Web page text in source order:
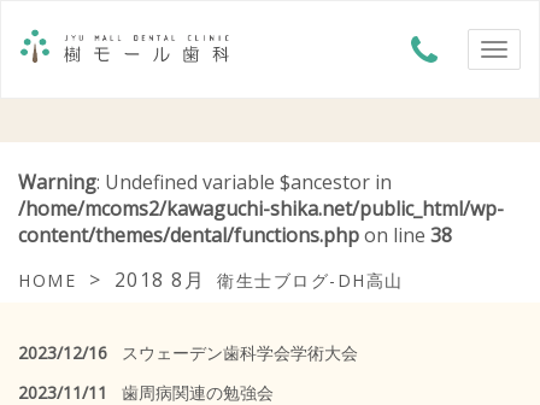
Warning: Undefined variable $ancestor in
/home/mcoms2/kawaguchi-shika.net/public_html/wp-
content/themes/dental/functions.phpon line 38
HOME > 2018 8月 衛生士ブログ-DH高山
2023/12/16 スウェーデン歯科学会学術大会
2023/11/11
歯周病関連の勉強会